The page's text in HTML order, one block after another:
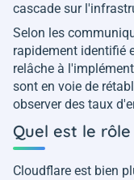
cascade sur
Selon les
rapidement identifié
relâche à
sont en voie de
observer des taux
Quel est le
Cloudflare est bien